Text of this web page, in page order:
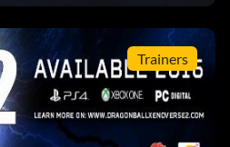
Trainers